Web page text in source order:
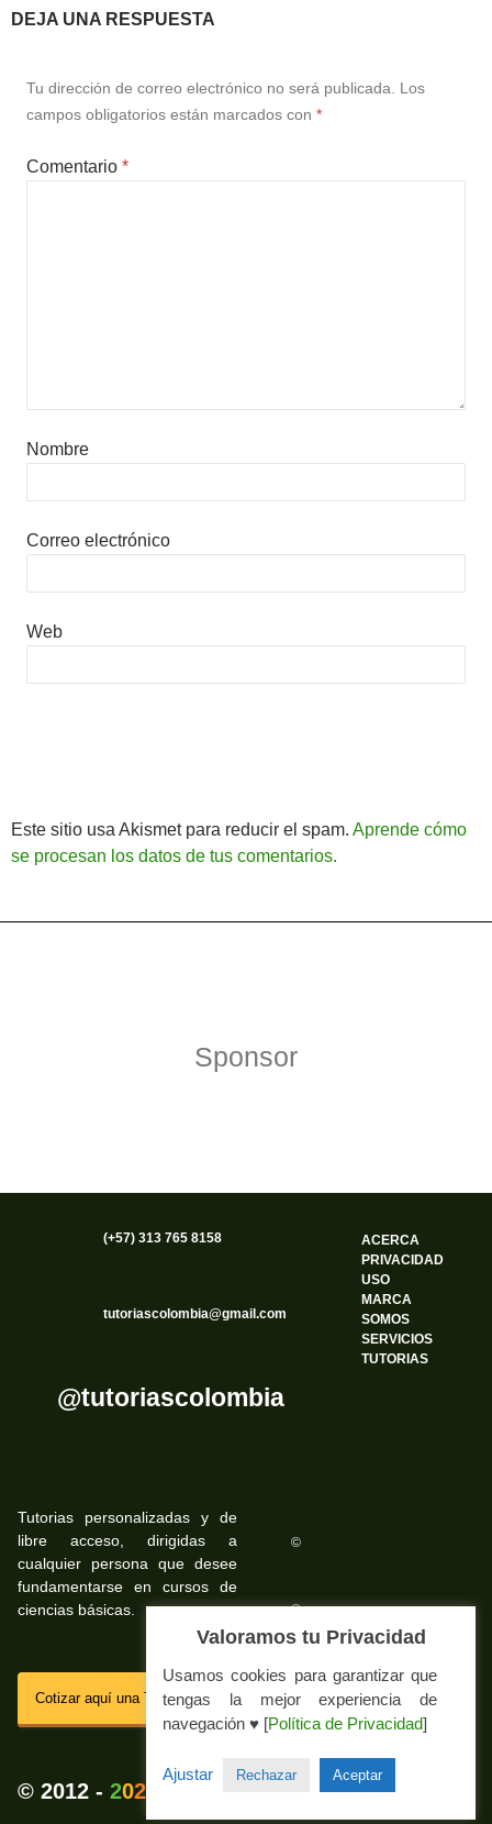
DEJA UNA RESPUESTA
Tu dirección de correo electrónico no será publicada. Los
campos obligatorios están marcados con *
Comentario *
Nombre
Correo electrónico
Web
Este sitio usa Akismet para reducir el spam. Aprende cómo
se procesan los datos de tus comentarios.
Sponsor
(+57) 313 765 8158
tutoriascolombia@gmail.com
@tutoriascolombia
ACERCA
PRIVACIDAD
USO
MARCA
SOMOS
SERVICIOS
TUTORIAS
Tutorias personalizadas y de
libre acceso, dirigidas a
cualquier persona que desee
fundamentarse en cursos de
ciencias básicas.
Cotizar aquí una Tutoria Web
© 2012 - 202 💚
©
©
SSL
Valoramos tu Privacidad
Usamos cookies para garantizar que
tengas la mejor experiencia de
navegación ♥ [Política de Privacidad]
Ajustar Rechazar Aceptar